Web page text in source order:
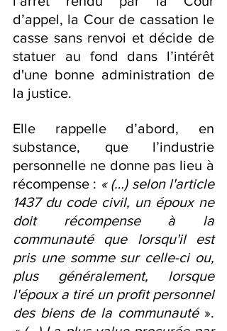
d’appel, la Cour de cassation le
casse sans renvoi et décide de
statuer au fond dans l’intérêt
d'une bonne administration de
la justice.
Elle rappelle d’abord, en
substance, que l’industrie
personnelle ne donne pas lieu à
récompense : « (…) selon l'article
1437 du code civil, un époux ne
doit récompense à la
communauté que lorsqu'il est
pris une somme sur celle-ci ou,
plus généralement, lorsque
l'époux a tiré un profit personnel
des biens de la communauté